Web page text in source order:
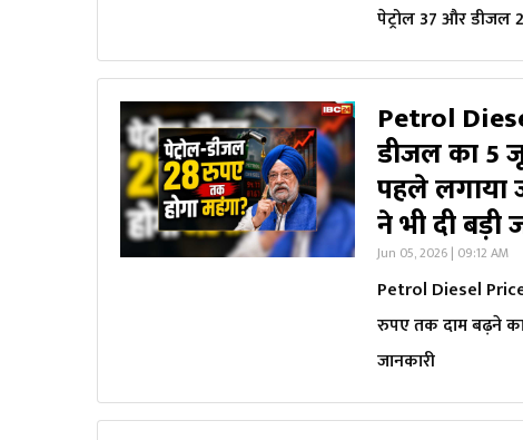
पेट्रोल 37 और डीजल
Petrol
डीजल का 5
पहले लगाया
ने भी दी बड़ी
Jun 05, 2026 | 09:12 AM
Petrol Diesel
रुपए तक दाम बढ़ने का
जानकारी